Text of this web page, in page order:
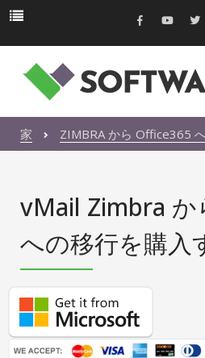
家 ZIMBRA から Office365
vMail Zimbra
への移行を購入